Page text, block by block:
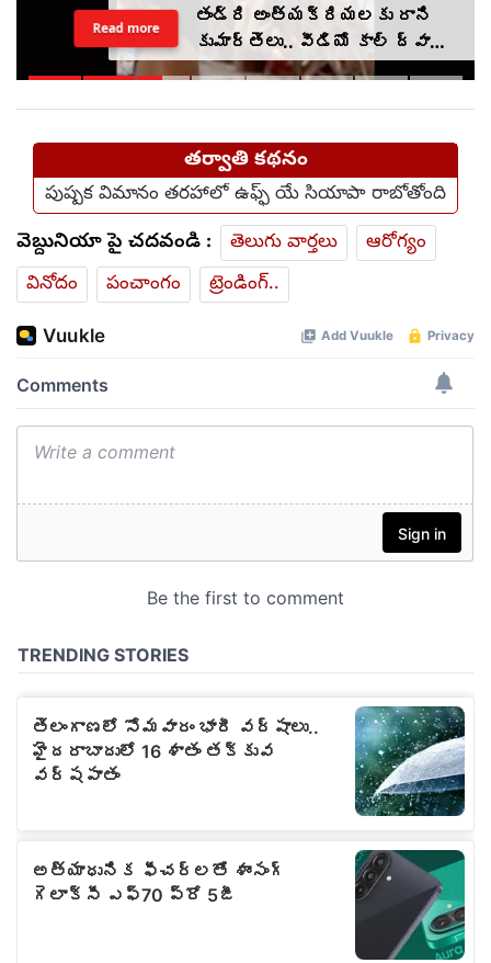
తండ్రి అంత్యక్రియలకు రాని
కుమార్తెలు.. వీడియో కాల్ ద్వారా
అంతా ముగించేశారు.. (video)
Read more
తర్వాతి కథనం
పుష్పక విమానం తరహాలో ఉఫ్ఫ్ యే సియాపా రాబోతోంది
వెబ్దునియా పై చదవండి : తెలుగు వార్తలు
ఆరోగ్యం
వినోదం
పంచాంగం ట్రెండింగ్..